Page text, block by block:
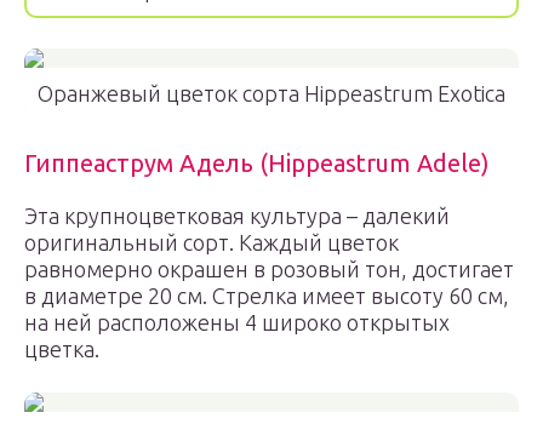
Оранжевый цветок сорта Hippeastrum Exotica
Гиппеаструм Адель (Hippeastrum Adele)
Эта крупноцветковая культура – далекий
оригинальный сорт. Каждый цветок
равномерно окрашен в розовый тон, достигает
в диаметре 20 см. Стрелка имеет высоту 60 см,
на ней расположены 4 широко открытых
цветка.